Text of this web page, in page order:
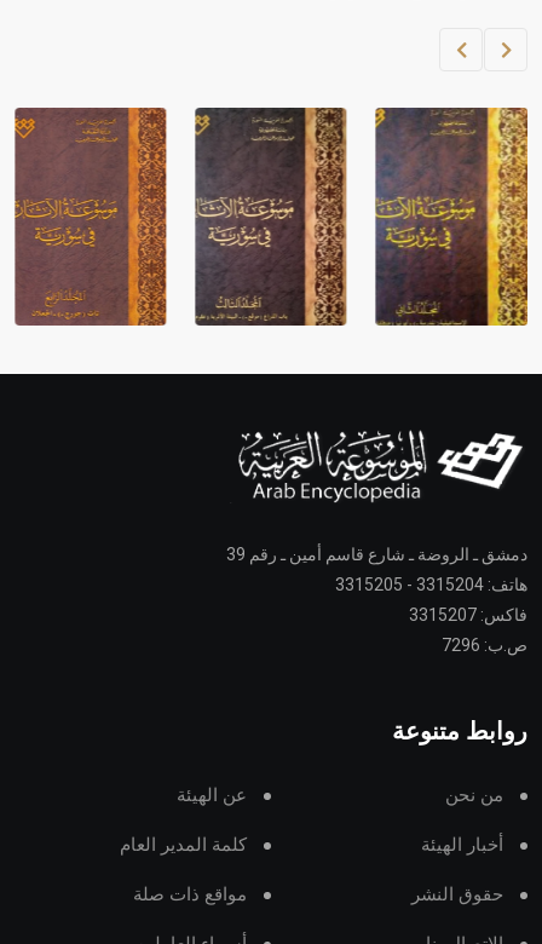
دمشق ـ الروضة ـ شارع قاسم أمين ـ رقم 39
هاتف: 3315204 - 3315205
فاكس: 3315207
ص.ب: 7296
روابط متنوعة
من نحن عن الهيئة
أخبار الهيئة كلمة المدير العام
حقوق النشر مواقع ذات صلة